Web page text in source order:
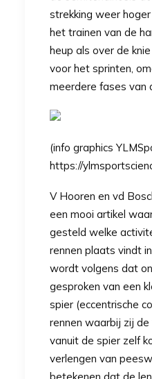
strekking weer
het trainen van de
heup als over de
voor het sprinten,
meerdere fases van
(info graphics
https://
V Hooren en vd
een mooi artikel
gesteld welke
rennen plaats vindt
wordt volgens dat
gesproken van een
spier (eccentrische
rennen waarbij zij
vanuit de spier zelf
verlengen van